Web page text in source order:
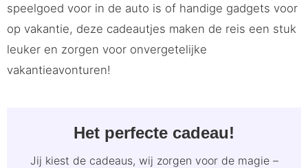
speelgoed voor in de auto is of handige gadgets voor
op vakantie, deze cadeautjes maken de reis een stuk
leuker en zorgen voor onvergetelijke
vakantieavonturen!
Het perfecte cadeau!
Jij kiest de cadeaus, wij zorgen voor de magie –